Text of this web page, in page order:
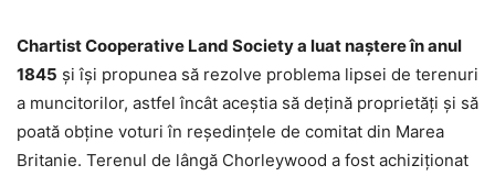
Chartist Cooperative Land Society a luat naştere în anul
1845 şi îşi propunea să rezolve problema lipsei de terenuri
a muncitorilor, astfel încât aceştia să deţină proprietăţi şi să
poată obţine voturi în reşedinţele de comitat din Marea
Britanie. Terenul de lângă Chorleywood a fost achiziţionat